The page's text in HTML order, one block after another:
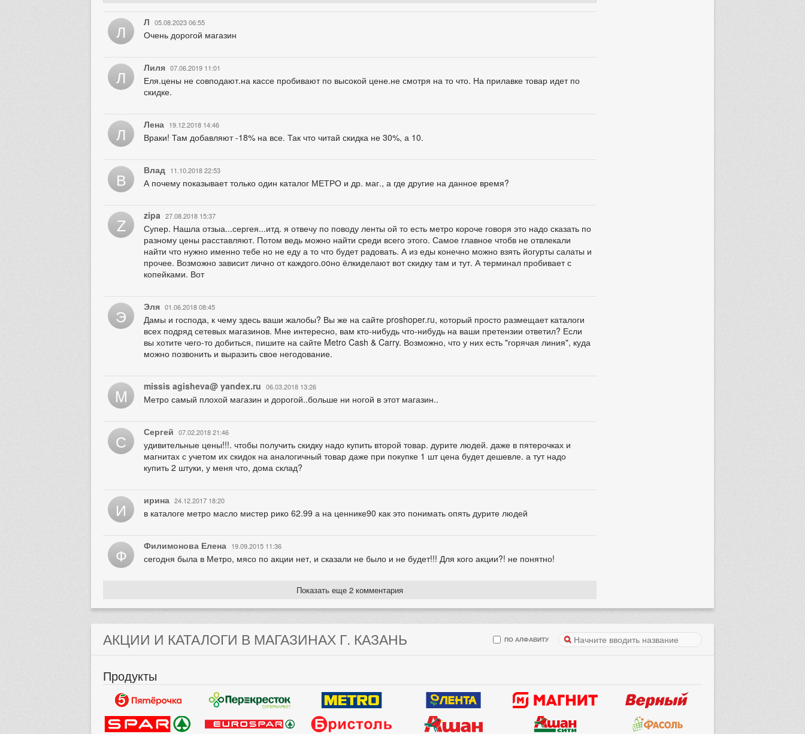
Л Л 05.08.2023 06:55
Очень дорогой магазин
Л Лиля 07.06.2019 11:01
Еля.цены не совподают.на кассе пробивают по высокой цене.не смотря на то что. На прилавке товар идет по
скидке.
Л Лена 19.12.2018 14:46
Враки! Там добавляют -18% на все. Так что читай скидка не 30%, а 10.
В Влад 11.10.2018 22:53
А почему показывает только один каталог МЕТРО и др. маг., а где другие на данное время?
Z zipa 27.08.2018 15:37
Супер. Нашла отзыа...сергея...итд. я отвечу по поводу ленты ой то есть метро короче говоря это надо сказать по
разному цены расставляют. Потом ведь можно найти среди всего этого. Самое главное чтобв не отвлекали
найти что нужно именно тебе но не еду а то что будет радовать. А из еды конечно можно взять йогурты салаты и
прочее. Возможно зависит лично от каждого.ooно ёлкиделают вот скидку там и тут. А терминал пробивает с
копейками. Вот
Э Эля 01.06.2018 08:45
Дамы и господа, к чему здесь ваши жалобы? Вы же на сайте proshoper.ru, который просто размещает каталоги
всех подряд сетевых магазинов. Мне интересно, вам кто-нибудь что-нибудь на ваши претензии ответил? Если
вы хотите чего-то добиться, пишите на сайте Metro Cash & Carry. Возможно, что у них есть "горячая линия", куда
можно позвонить и выразить свое негодование.
M missis agisheva@ yandex.ru 06.03.2018 13:26
Метро самый плохой магазин и дорогой..больше ни ногой в этот магазин..
С Сергей 07.02.2018 21:46
удивительные цены!!!. чтобы получить скидку надо купить второй товар. дурите людей. даже в пятерочках и
магнитах с учетом их скидок на аналогичный товар даже при покупке 1 шт цена будет дешевле. а тут надо
купить 2 штуки, у меня что, дома склад?
И ирина 24.12.2017 18:20
в каталоге метро масло мистер рико 62.99 а на ценнике90 как это понимать опять дурите людей
Ф Филимонова Елена 19.09.2015 11:36
сегодня была в Метро, мясо по акции нет, и сказали не было и не будет!!! Для кого акции?! не понятно!
Показать еще 2 комментария
АКЦИИ И КАТАЛОГИ В МАГАЗИНАХ Г. КАЗАНЬ ПО АЛФАВИТУ
Продукты